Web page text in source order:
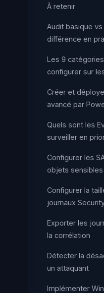
À retenir
Audit basique
différence en
Les 9
configurer sur
Créer et
avancé par
Quels sont les
surveiller en
Configurer les
objets sensibles
Configurer la
journaux
Exporter les
la corrélation
Détecter la
un attaquant
Implémenter